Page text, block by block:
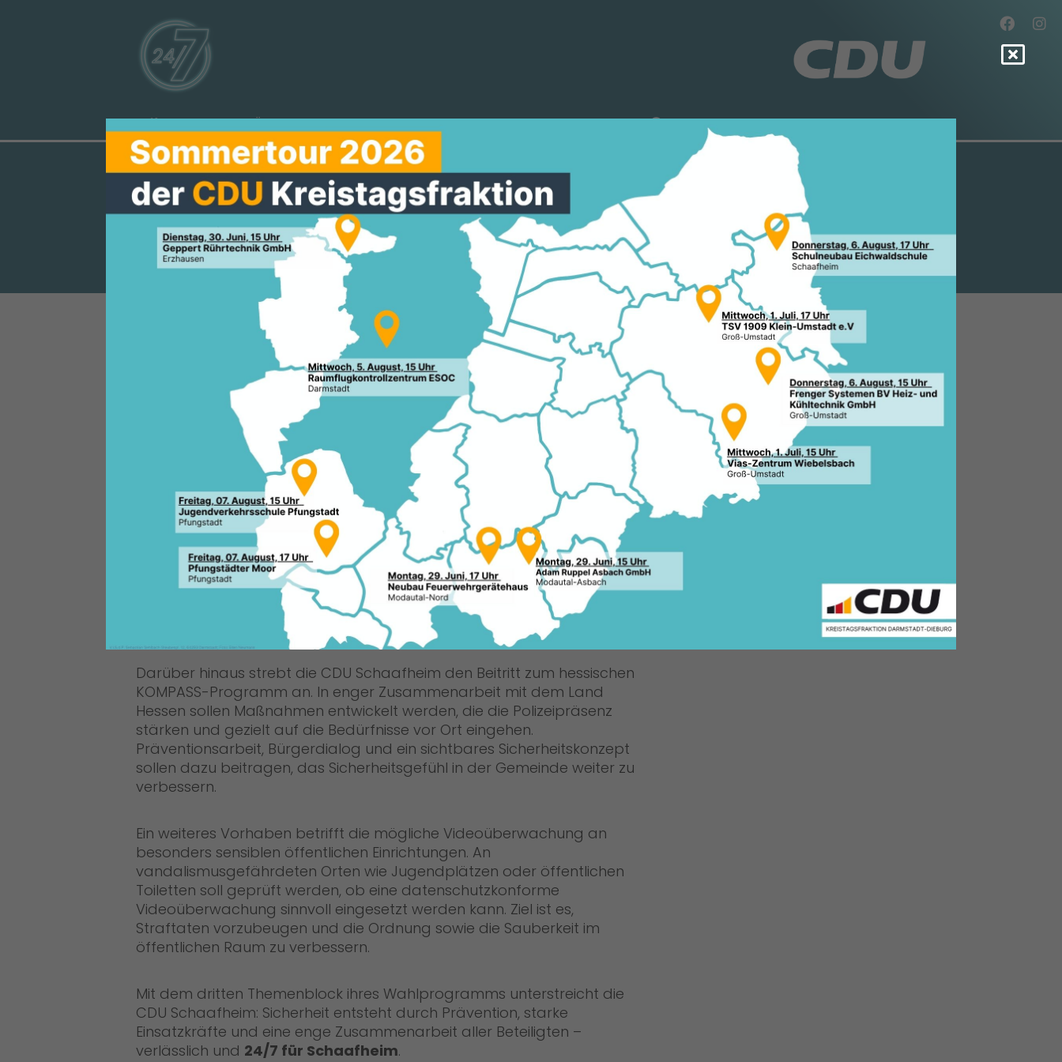
Aktuelles Über uns Vereinigungen Arbeitskreise Mitmachen
SICHERHEIT - PRÄVENTION & SCHUTZ - "24/7
FÜR SCHAAFHEIM"
Aus dem Wahlprogramm für Schaafheim
Schaafheim. Im Rahmen ihres Wahlprogramms „24/7 für Schaafheim“
stellt die CDU Schaafheim mit dem dritten Themenbereich „Sicherheit
– Prävention & Schutz“ konkrete Maßnahmen vor, um das
Sicherheitsgefühl der Bürgerinnen und Bürger nachhaltig zu stärken.
Ein besonderes Augenmerk liegt auf
der Unterstützung der Freiwilligen
Feuerwehr. Sie ist eine unverzichtbare
Säule des örtlichen
Bevölkerungsschutzes. Die CDU setzt
sich für eine verlässliche Finanzierung
ein, die moderne Fahrzeuge,
zeitgemäße Ausrüstung und eine
hochwertige Ausbildung ermöglicht. Ebenso wichtig ist eine
nachhaltige personelle Unterstützung, damit die Einsatzbereitschaft
auch in Zukunft sichergestellt bleibt.
Darüber hinaus strebt die CDU Schaafheim den Beitritt zum hessischen
KOMPASS-Programm an. In enger Zusammenarbeit mit dem Land
Hessen sollen Maßnahmen entwickelt werden, die die Polizeipräsenz
stärken und gezielt auf die Bedürfnisse vor Ort eingehen.
Präventionsarbeit, Bürgerdialog und ein sichtbares Sicherheitskonzept
sollen dazu beitragen, das Sicherheitsgefühl in der Gemeinde weiter zu
verbessern.
Ein weiteres Vorhaben betrifft die mögliche Videoüberwachung an
besonders sensiblen öffentlichen Einrichtungen. An
vandalismusgefährdeten Orten wie Jugendplätzen oder öffentlichen
Toiletten soll geprüft werden, ob eine datenschutzkonforme
Videoüberwachung sinnvoll eingesetzt werden kann. Ziel ist es,
Straftaten vorzubeugen und die Ordnung sowie die Sauberkeit im
öffentlichen Raum zu verbessern.
Mit dem dritten Themenblock ihres Wahlprogramms unterstreicht die
CDU Schaafheim: Sicherheit entsteht durch Prävention, starke
Einsatzkräfte und eine enge Zusammenarbeit aller Beteiligten –
verlässlich und 24/7 für Schaafheim.
24.02.2026, 15:30 Uhr
Quelle:
CDU Gemeindeverband
Schaafheim